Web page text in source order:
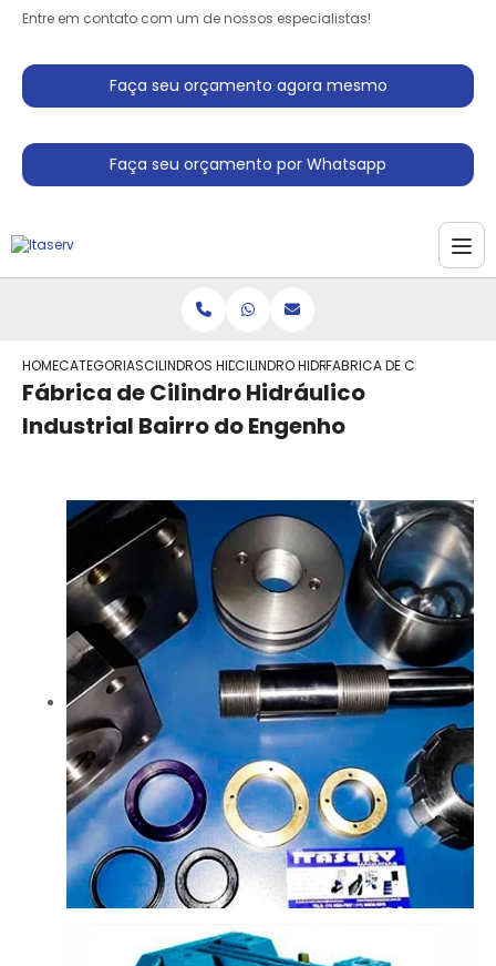
Entre em contato com um de nossos especialistas!
Faça seu orçamento agora mesmo
Faça seu orçamento por Whatsapp
HOMECATEGORIASCILINDROS HIDRAULICOCILINDRO HIDRAULICOFABRICA DE CILINDRO
Fábrica de Cilindro Hidráulico
Industrial Bairro do Engenho